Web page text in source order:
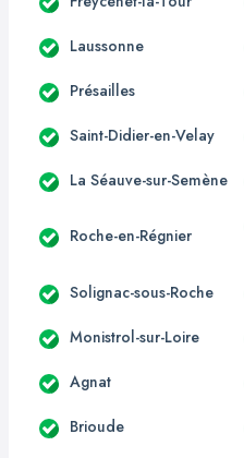
Laussonne
Présailles
Saint-Didier-en-Velay
La Séauve-sur-Semène
Roche-en-Régnier
Solignac-sous-Roche
Monistrol-sur-Loire
Agnat
Brioude